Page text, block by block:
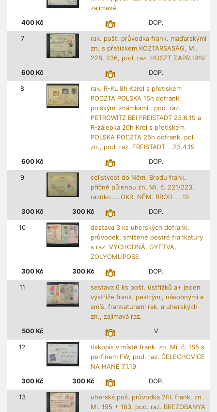
zajímavé
400 Kč DOP.
7
rak. pošt. průvodka frank. maďarskými
zn. s přetiskem KÖZTARSASÁG, Mi.
228, 236, pod. raz. HUSZT 7.APR.1919
600 Kč DOP.
8
rak. R-KL 8h Karel s přetiskem
POCZTA POLSKA 15h dofrank.
polskými známkami , pod. raz.
PETROWITZ BEI FREISTADT 23.6.19 a
R-zálepka 20h Krel s přetiskem
POLSKA POCZTA 25h dofrank. pol.
zn., pod. raz. FREISTADT ...23.4.19
600 Kč DOP.
9
celistvost do Něm. Brodu frank.
příčně půlenou zn. Mi. č. 221/223,
razítko ....OKR. NĚM. BROD ... 19
300 Kč 300 Kč DOP.
10
destava 3 ks uherských dofrank.
průvodek, smíšené pestré frankatury
s raz. VÝCHODNÁ, GYETVA,
ZOLYOMLIPOSE
300 Kč 300 Kč DOP.
11
sestava 6 ks pošt. ústřižků a+ jeden
výstřiže frank. pestrými, násobnými a
smíš. frankaturami rak. a uherských
zn., zajímavá raz.
500 Kč V
12
tiskopis v místě frank. zn. Mi. č. 185 s
perfinem FW, pod. raz. ČELECHOVICE
NA HANÉ 7.1.19
300 Kč 300 Kč DOP.
13
uherská poš. průvodka 2fil. frank. zn.
Mi. 195 + 183, pod. raz. BREZOBANYA